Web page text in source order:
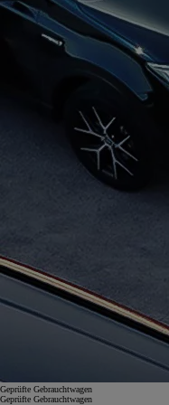
Geprüfte Gebrauchtwagen
Geprüfte Gebrauchtwagen